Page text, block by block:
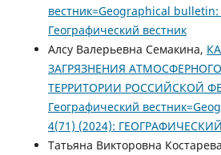
вестник=Geographical
Географический вестник
Алсу Валерьевна Семакина,
ЗАГРЯЗНЕНИЯ
ТЕРРИТОРИИ РОССИЙСКОЙ
Географический
4(71) (2024):
Татьяна Викторовна